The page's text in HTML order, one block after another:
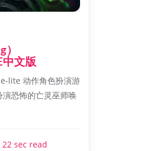
文版
lite 动作角色扮演游
恐怖的亡灵巫师唤
22 sec read